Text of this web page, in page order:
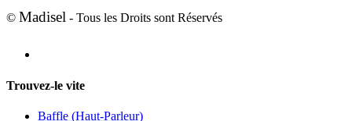
© Madisel - Tous les Droits sont Réservés
Trouvez-le vite
Baffle (Haut-Parleur)